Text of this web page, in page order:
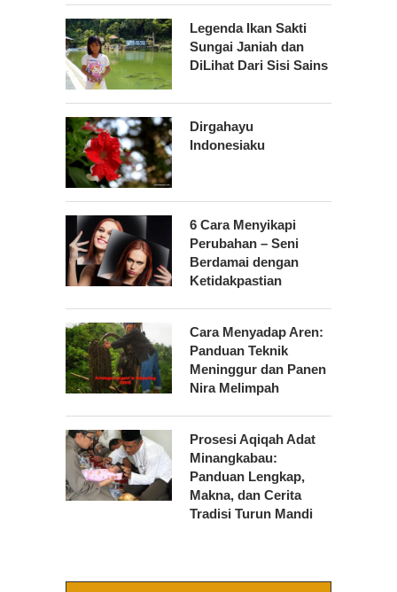
Legenda Ikan Sakti
Sungai Janiah dan
DiLihat Dari Sisi Sains
Dirgahayu
Indonesiaku
6 Cara Menyikapi
Perubahan – Seni
Berdamai dengan
Ketidakpastian
Cara Menyadap Aren:
Panduan Teknik
Meninggur dan Panen
Nira Melimpah
Prosesi Aqiqah Adat
Minangkabau:
Panduan Lengkap,
Makna, dan Cerita
Tradisi Turun Mandi